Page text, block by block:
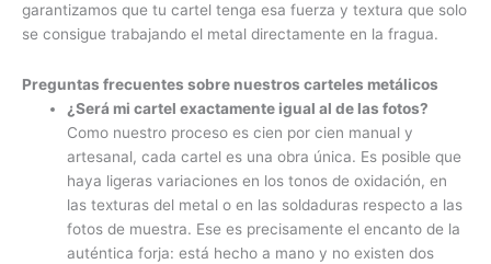
garantizamos que tu cartel tenga esa fuerza y textura que solo
se consigue trabajando el metal directamente en la fragua.
Preguntas frecuentes sobre nuestros carteles metálicos
¿Será mi cartel exactamente igual al de las fotos?
Como nuestro proceso es cien por cien manual y
artesanal, cada cartel es una obra única. Es posible que
haya ligeras variaciones en los tonos de oxidación, en
las texturas del metal o en las soldaduras respecto a las
fotos de muestra. Ese es precisamente el encanto de la
auténtica forja: está hecho a mano y no existen dos